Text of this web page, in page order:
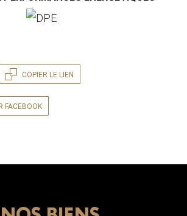
COPIER LE LIEN
FACEBOOK